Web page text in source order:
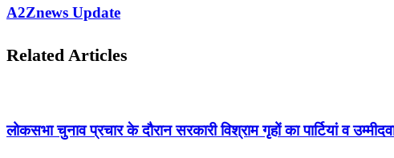
A2Znews Update
Related Articles
लोकसभा चुनाव प्रचार के दौरान सरकारी विश्राम गृहों का पार्टियां व